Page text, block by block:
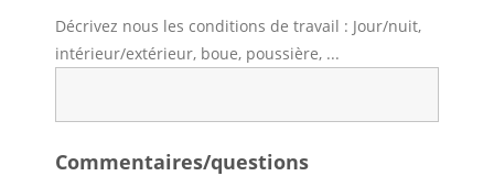
Décrivez nous les conditions de travail : Jour/nuit,
intérieur/extérieur, boue, poussière, ...
Commentaires/questions